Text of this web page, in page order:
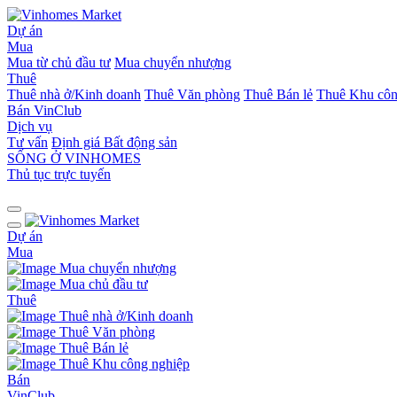
Dự án
Mua
Mua từ chủ đầu tư Mua chuyển nhượng
Thuê
Thuê nhà ở/Kinh doanh Thuê Văn phòng Thuê Bán lẻ Thuê Khu
Bán VinClub
Dịch vụ
Tư vấn Định giá Bất động sản
SỐNG Ở VINHOMES
Thủ tục trực tuyến
Dự án
Mua
Mua chuyển nhượng
Mua chủ đầu tư
Thuê
Thuê nhà ở/Kinh doanh
Thuê Văn phòng
Thuê Bán lẻ
Thuê Khu công nghiệp
Bán